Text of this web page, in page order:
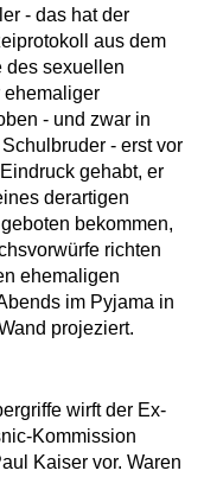
- das hat der
aus dem
des sexuellen
ehemaliger
- und zwar in
- erst vor
gehabt, er
derartigen
bekommen,
richten
ehemaligen
im Pyjama in
projeziert.
wirft der Ex-
Kommission
Kaiser vor. Waren